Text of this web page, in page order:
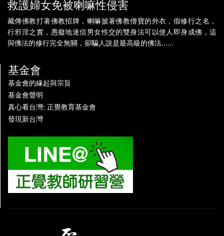
救護婦女免被喇嘛性侵害
藏傳佛教打著佛教招牌，喇嘛披著佛教僧寶的外衣，假修行之名，
行邪淫之實，愚癡地迷信男女性交的雙身法可以使人即身成佛，這
與佛法的修行完全無關，卻騙人說是最高級的佛法......
基金會
基金會的緣起與宗旨
基金會聲明
真心看台灣: 正覺教育基金會
發現新台灣